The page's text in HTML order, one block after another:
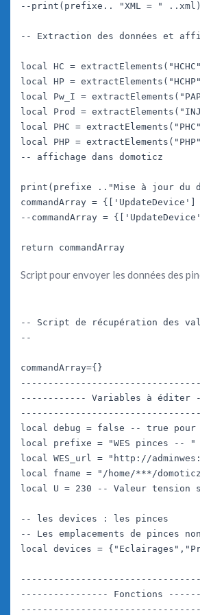
--print(prefixe.. "XML = " ..xml)
-- Extraction des données et
local HC =
local HP =
local Pw_I =
local Prod =
local PHC =
local PHP =
-- affichage dans domoticz
print(prefixe .."Mise à jour du
commandArray =
--commandArray =
Script pour envoyer les données des
-- Script de récupération des
--
commandArray={}
------------ Variables à
local debug = false -- true
local prefixe = "WES pinces -- "
local WES_url = "http://
local fname = "/home/***/
local U = 230 -- Valeur tension
-- les devices : les pinces
-- Les emplacements de pinces
local devices =
---------------- Fonctions